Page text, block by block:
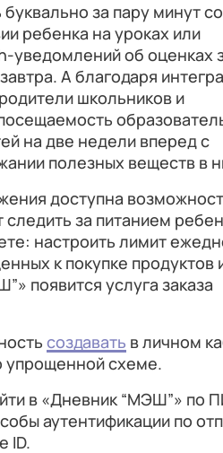
за пару минут
ребенка на уроках или
уведомлений об оценках
А благодаря
школьников и
на две недели вперед с
полезных веществ в
доступна
за питанием
настроить лимит
к покупке продуктов
появится услуга заказа
создавать в личном
упрощенной схеме.
в «Дневник “МЭШ”» по
аутентификации по
ID.